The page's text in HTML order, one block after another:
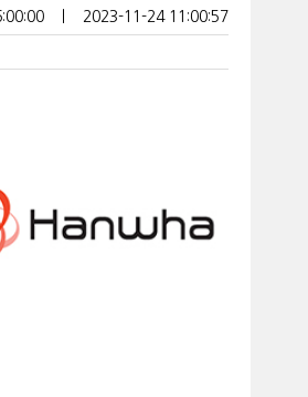
2023-11-24 11:00:57